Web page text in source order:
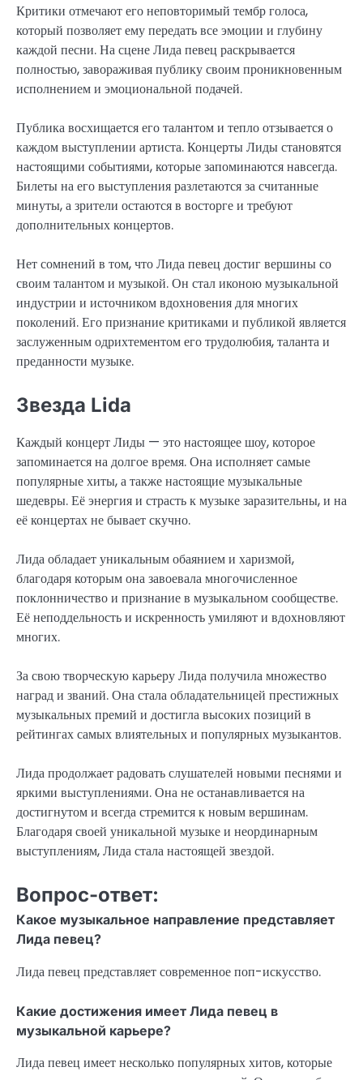
Критики отмечают его неповторимый тембр голоса,
который позволяет ему передать все эмоции и глубину
каждой песни. На сцене Лида певец раскрывается
полностью, завораживая публику своим проникновенным
исполнением и эмоциональной подачей.
Публика восхищается его талантом и тепло отзывается о
каждом выступлении артиста. Концерты Лиды становятся
настоящими событиями, которые запоминаются навсегда.
Билеты на его выступления разлетаются за считанные
минуты, а зрители остаются в восторге и требуют
дополнительных концертов.
Нет сомнений в том, что Лида певец достиг вершины со
своим талантом и музыкой. Он стал иконою музыкальной
индустрии и источником вдохновения для многих
поколений. Его признание критиками и публикой является
заслуженным одрихтементом его трудолюбия, таланта и
преданности музыке.
Звезда Lida
Каждый концерт Лиды — это настоящее шоу, которое
запоминается на долгое время. Она исполняет самые
популярные хиты, а также настоящие музыкальные
шедевры. Её энергия и страсть к музыке заразительны, и на
её концертах не бывает скучно.
Лида обладает уникальным обаянием и харизмой,
благодаря которым она завоевала многочисленное
поклонничество и признание в музыкальном сообществе.
Её неподдельность и искренность умиляют и вдохновляют
многих.
За свою творческую карьеру Лида получила множество
наград и званий. Она стала обладательницей престижных
музыкальных премий и достигла высоких позиций в
рейтингах самых влиятельных и популярных музыкантов.
Лида продолжает радовать слушателей новыми песнями и
яркими выступлениями. Она не останавливается на
достигнутом и всегда стремится к новым вершинам.
Благодаря своей уникальной музыке и неординарным
выступлениям, Лида стала настоящей звездой.
Вопрос-ответ:
Какое музыкальное направление представляет
Лида певец?
Лида певец представляет современное поп-искусство.
Какие достижения имеет Лида певец в
музыкальной карьере?
Лида певец имеет несколько популярных хитов, которые